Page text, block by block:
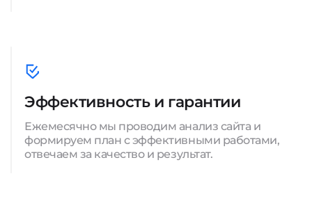
Эффективность и гарантии
Ежемесячно мы проводим анализ сайта и
формируем план с эффективными работами,
отвечаем за качество и результат.